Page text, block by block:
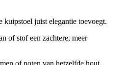
kuipstoel juist elegantie toevoegt.
of stof een zachtere, meer
of poten van hetzelfde hout.